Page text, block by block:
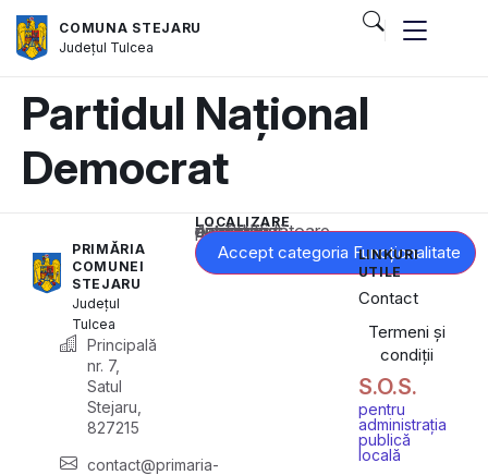
COMUNA STEJARU
Județul Tulcea
Partidul Național
Democrat
PRIMĂRIA
COMUNEI
STEJARU
Județul
Tulcea
Principală
nr. 7,
Satul
Stejaru,
827215
contact@primaria-
LOCALIZARE
Acest conținut este blocat până când acceptați categoria corespunzătoare de cookie-uri.
Accept categoria Funcționalitate
LINKURI
UTILE
Contact
Termeni și
condiții
S.O.S.
pentru
administrația
publică
locală